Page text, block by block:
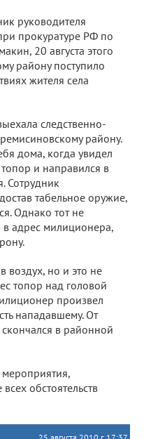
руководителя
прокуратуре РФ по
20 августа этого
району поступило
жителя села
следственно-
району.
дома, когда увидел
и направился в
Сотрудник
табельное оружие,
Однако тот не
в адрес милиционера,
воздух, но и это не
топор над головой
произвел
нападавшему. От
в районной
обстоятельств